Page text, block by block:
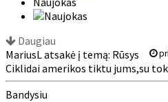
Daugiau
MariusL atsakė į temą: Rūsys
Ciklidai amerikos tiktu jums,su
Bandysiu